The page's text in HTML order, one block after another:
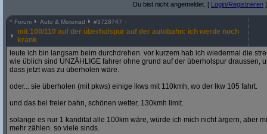
Du bist nicht angemeldet. [ Login/Registrieren ]
^ Forum Auto & Motorrad #3728747
mit 100/110 auf der überholspur auf der autobahn: ich werde noch
krank
leute ich bin langsam beim durchdrehen. vor kurzem hab ich wiedermal die
wie üblich sind UNZÄHLIGE fahrer ohne grund auf der überholspur draussen,
dass jetzt was zu überholen wäre.
oder... sie überholen (mit pkws) einige lkws mit 110kmh, wo der lkw 105 fahrt.
und das bei freier bahn, schönen wetter, 130kmh limit.
solange es nur 1 kanditat alle 100km wäre, würde ich mich nicht ärgern, aber
mehr zählen. so viele sinds.